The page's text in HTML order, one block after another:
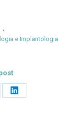
e Implantologia
Condividi